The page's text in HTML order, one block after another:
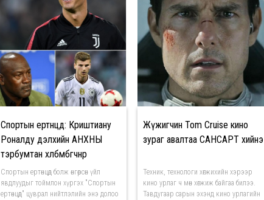
Спортын ертөнцөд: Криштиану
Роналду дэлхийн АНХНЫ
тэрбумтан хөлбөмбөгчнөөр
тодорлоо
Спортын ертөнцөд болж өнгөрсөн үйл
явдлуудыг тоймлон хүргэх "Спортын
ертөнцөд" цуврал нийтлэлийн энэ долоо
Жүжигчин Tom Cruise кино
зураг авалтаа САНСАРТ хийнэ
Техник, технологи хөгжихийн хэрээр
кино урлаг ч мөн хөгжиж байгаа билээ.
Тавдугаар сарын эхэнд кино урлагийн